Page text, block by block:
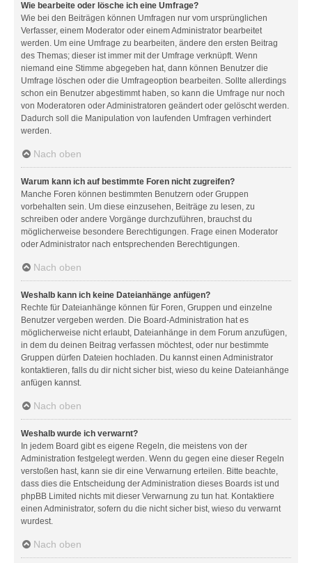
Wie bearbeite oder lösche ich eine Umfrage?
Wie bei den Beiträgen können Umfragen nur vom ursprünglichen
Verfasser, einem Moderator oder einem Administrator bearbeitet
werden. Um eine Umfrage zu bearbeiten, ändere den ersten Beitrag
des Themas; dieser ist immer mit der Umfrage verknüpft. Wenn
niemand eine Stimme abgegeben hat, dann können Benutzer die
Umfrage löschen oder die Umfrageoption bearbeiten. Sollte allerdings
schon ein Benutzer abgestimmt haben, so kann die Umfrage nur noch
von Moderatoren oder Administratoren geändert oder gelöscht werden.
Dadurch soll die Manipulation von laufenden Umfragen verhindert
werden.
Nach oben
Warum kann ich auf bestimmte Foren nicht zugreifen?
Manche Foren können bestimmten Benutzern oder Gruppen
vorbehalten sein. Um diese einzusehen, Beiträge zu lesen, zu
schreiben oder andere Vorgänge durchzuführen, brauchst du
möglicherweise besondere Berechtigungen. Frage einen Moderator
oder Administrator nach entsprechenden Berechtigungen.
Nach oben
Weshalb kann ich keine Dateianhänge anfügen?
Rechte für Dateianhänge können für Foren, Gruppen und einzelne
Benutzer vergeben werden. Die Board-Administration hat es
möglicherweise nicht erlaubt, Dateianhänge in dem Forum anzufügen,
in dem du deinen Beitrag verfassen möchtest, oder nur bestimmte
Gruppen dürfen Dateien hochladen. Du kannst einen Administrator
kontaktieren, falls du dir nicht sicher bist, wieso du keine Dateianhänge
anfügen kannst.
Nach oben
Weshalb wurde ich verwarnt?
In jedem Board gibt es eigene Regeln, die meistens von der
Administration festgelegt werden. Wenn du gegen eine dieser Regeln
verstoßen hast, kann sie dir eine Verwarnung erteilen. Bitte beachte,
dass dies die Entscheidung der Administration dieses Boards ist und
phpBB Limited nichts mit dieser Verwarnung zu tun hat. Kontaktiere
einen Administrator, sofern du die nicht sicher bist, wieso du verwarnt
wurdest.
Nach oben